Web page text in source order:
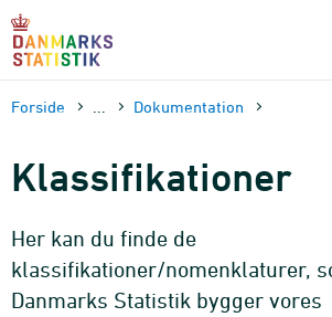
sidens
Forside Dokumen­tation
Klassifikationer
Her kan du finde de
klassifikationer/nomenklaturer,
Danmarks Statistik bygger vores